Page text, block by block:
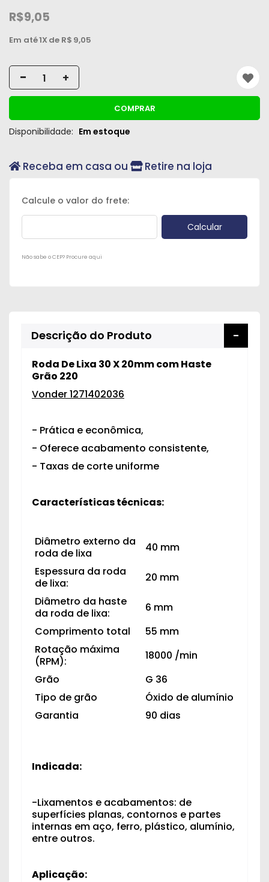
e
Peças
R$9,05
Em até1X de R$ 9,05
- +
COMPRAR
Disponibilidade: Em estoque
Receba em casa ou Retire na loja
Não sabe o CEP? Procure aqui
Descrição do Produto
Roda De Lixa 30 X 20mm com Haste
Grão 220
Vonder 1271402036
- Prática e econômica,
- Oferece acabamento consistente,
- Taxas de corte uniforme
Características técnicas:
Diâmetro externo da
roda de lixa
40 mm
Espessura da roda
de lixa:
20 mm
Diâmetro da haste
da roda de lixa:
6 mm
Comprimento total
55 mm
Rotação máxima
(RPM):
18000 /min
Grão
G 36
Tipo de grão
Óxido de alumínio
Garantia
90 dias
Indicada:
-Lixamentos e acabamentos: de
superfícies planas, contornos e partes
internas em aço, ferro, plástico, alumínio,
entre outros.
Aplicação: